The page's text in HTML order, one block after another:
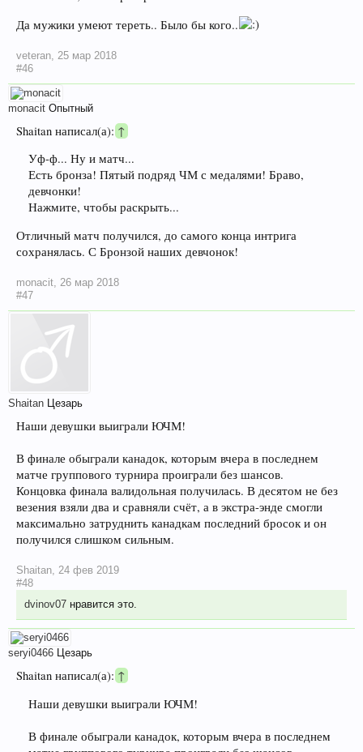
Да мужики умеют тереть.. Было бы кого..
veteran 25 мар 2018
#46
monacit Опытный
Shaitan написал(а):↑
Уф-ф... Ну и матч...
Есть бронза! Пятый подряд ЧМ с медалями! Браво,
девчонки!
Нажмите, чтобы раскрыть...
Отличный матч получился, до самого конца интрига
сохранялась. С Бронзой наших девчонок!
monacit 26 мар 2018
#47
Shaitan Цезарь
Наши девушки выиграли ЮЧМ!
В финале обыграли канадок, которым вчера в последнем
матче группового турнира проиграли без шансов.
Концовка финала валидольная получилась. В десятом не без
везения взяли два и сравняли счёт, а в экстра-энде смогли
максимально затруднить канадкам последний бросок и он
получился слишком сильным.
Shaitan 24 фев 2019
#48
dvinov07 нравится это.
seryi0466 Цезарь
Shaitan написал(а):↑
Наши девушки выиграли ЮЧМ!
В финале обыграли канадок, которым вчера в последнем